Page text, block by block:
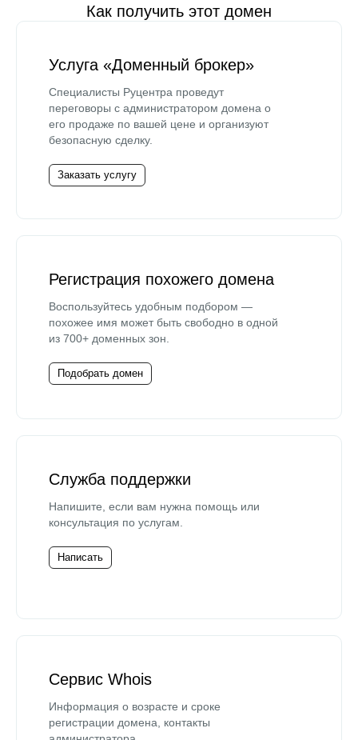
Как получить этот домен
Услуга «Доменный брокер»
Специалисты Руцентра проведут
переговоры с администратором домена о
его продаже по вашей цене и организуют
безопасную сделку.
Заказать услугу
Регистрация похожего домена
Воспользуйтесь удобным подбором —
похожее имя может быть свободно в одной
из 700+ доменных зон.
Подобрать домен
Служба поддержки
Напишите, если вам нужна помощь или
консультация по услугам.
Написать
Сервис Whois
Информация о возрасте и сроке
регистрации домена, контакты